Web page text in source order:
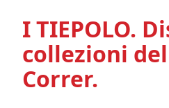
I TIEPOLO.
collezioni
Correr.